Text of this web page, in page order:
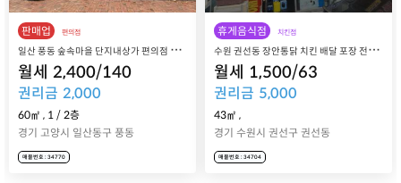
판매업 편의점
일
산 풍동 숲속마을 단지내상가 편의점 세븐일레븐 풍동숲속마을점
월세 2,400/140
권리금 2,000
60㎡ , 1 / 2층
경기 고양시 일산동구 풍동
매물번호 : 34770
휴게음식점 치킨점
수
원 권선동 장안통닭 치킨 배달 포장 전문 대박집 양도 양수 매매
월세 1,500/63
권리금 5,000
43㎡ ,
경기 수원시 권선구 권선동
매물번호 : 34704